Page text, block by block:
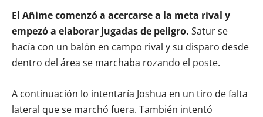
El Añime comenzó a acercarse a la meta rival y
empezó a elaborar jugadas de peligro. Satur se
hacía con un balón en campo rival y su disparo desde
dentro del área se marchaba rozando el poste.
A continuación lo intentaría Joshua en un tiro de falta
lateral que se marchó fuera. También intentó